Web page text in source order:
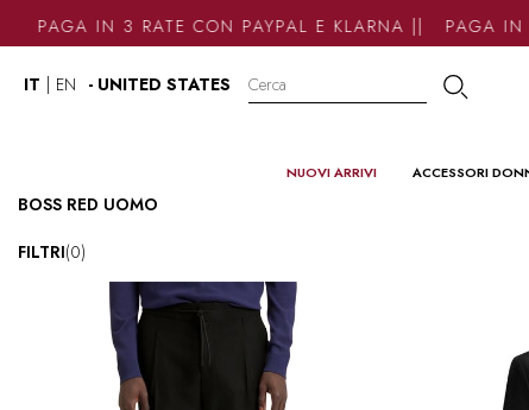
PAGA IN 3 RATE CON PAYPAL E KLARNA || PAGA IN
IT EN - UNITED STATES
NUOVI ARRIVI ACCESSORI
BOSS RED UOMO
FILTRI(0)